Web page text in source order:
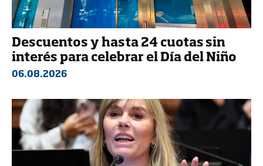
Descuentos y hasta 24 cuotas sin
interés para celebrar el Día del Niño
06.08.2026